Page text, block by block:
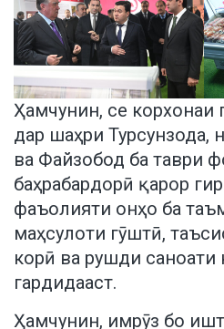
Ҳамчунин, се корхонаи
дар шаҳри Турсунзода,
ва Файзобод ба таври
баҳрабардорӣ қарор
фаъолияти онҳо ба
маҳсулоти гӯштӣ,
корӣ ва рушди саноати
гардидааст.
Ҳамчунин, имрӯз бо